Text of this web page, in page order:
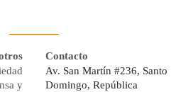
y
Contacto
Av. San Martín #236, Santo
Domingo, República